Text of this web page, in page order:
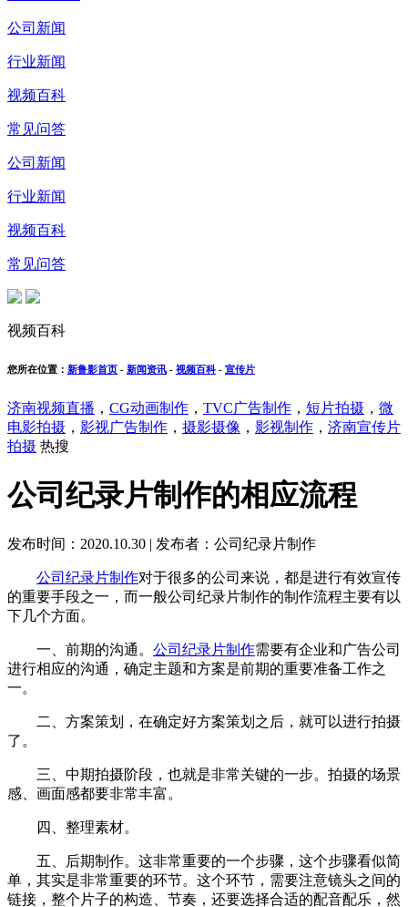
公司新闻
行业新闻
视频百科
常见问答
公司新闻
行业新闻
视频百科
常见问答
视频百科
您所在位置： 新鲁影首页 - 新闻资讯 - 视频百科 - 宣传片
济南视频直播 ， CG动画制作 ， TVC广告制作 ， 短片拍摄 ， 微
电影拍摄 ， 影视广告制作 ， 摄影摄像 ， 影视制作 ， 济南宣传片
拍摄 热搜
公司纪录片制作的相应流程
发布时间：2020.10.30 | 发布者：公司纪录片制作
公司纪录片制作对于很多的公司来说，都是进行有效宣传
的重要手段之一，而一般公司纪录片制作的制作流程主要有以
下几个方面。
一、前期的沟通。 公司纪录片制作需要有企业和广告公司
进行相应的沟通，确定主题和方案是前期的重要准备工作之
一。
二、方案策划，在确定好方案策划之后，就可以进行拍摄
了。
三、中期拍摄阶段，也就是非常关键的一步。拍摄的场景
感、画面感都要非常丰富。
四、整理素材。
五、后期制作。这非常重要的一个步骤，这个步骤看似简
单，其实是非常重要的环节。这个环节，需要注意镜头之间的
链接，整个片子的构造、节奏，还要选择合适的配音配乐，然